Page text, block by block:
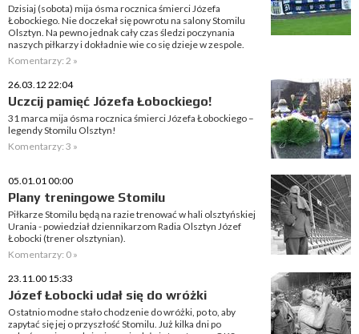
Dzisiaj (sobota) mija ósma rocznica śmierci Józefa
Łobockiego. Nie doczekał się powrotu na salony Stomilu
Olsztyn. Na pewno jednak cały czas śledzi poczynania
naszych piłkarzy i dokładnie wie co się dzieje w zespole.
Komentarzy: 2 »
26.03.12 22:04
Uczcij pamięć Józefa Łobockiego!
31 marca mija ósma rocznica śmierci Józefa Łobockiego –
legendy Stomilu Olsztyn!
Komentarzy: 3 »
05.01.01 00:00
Plany treningowe Stomilu
Piłkarze Stomilu będą na razie trenować w hali olsztyńskiej
Urania - powiedział dziennikarzom Radia Olsztyn Józef
Łobocki (trener olsztynian).
Komentarzy: 0 »
23.11.00 15:33
Józef Łobocki udał się do wróżki
Ostatnio modne stało chodzenie do wróżki, po to, aby
zapytać się jej o przyszłość Stomilu. Już kilka dni po